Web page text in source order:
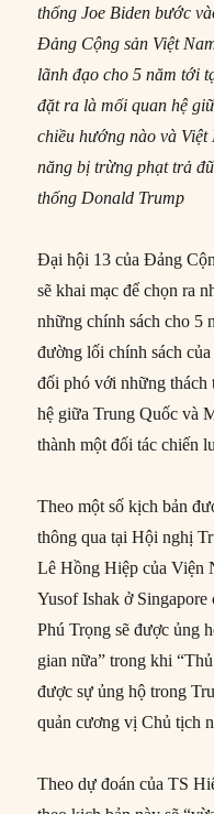
thống Joe Biden bước
Đảng Cộng sản Việt
lãnh đạo cho 5 năm tới
đặt ra là mối quan hệ
chiều hướng nào và
năng bị trừng phạt trả
thống Donald Trump
Đại hội 13 của Đảng
sẽ khai mạc để chọn ra
những chính sách cho 5
đường lối chính sách
đối phó với những thách
hệ giữa Trung Quốc và
thành một đối tác chiến
Theo một số kịch bản
thông qua tại Hội nghị
Lê Hồng Hiệp của
Yusof Ishak ở
Phú Trọng sẽ được ủng
gian nữa” trong khi
được sự ủng hộ trong
quản cương vị Chủ tịch
Theo dự đoán của TS